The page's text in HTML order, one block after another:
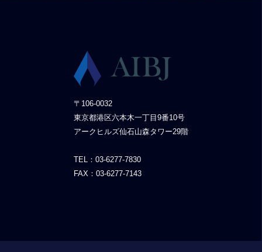
〒106-0032
東京都港区六本木一丁目9番10号
アークヒルズ仙石山森タワー29階
TEL：03-6277-7830
FAX：03-6277-7143